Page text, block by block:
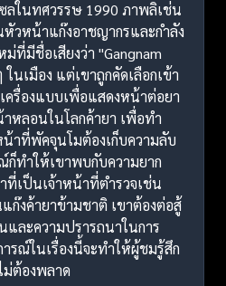
ลในทศวรรษ 1990 ภาพลิเช่น
วหน้าแก๊งอาชญากรและกำลัง
ที่มีชื่อเสียงว่า "Gangnam
นเมือง แต่เขาถูกคัดเลือกเข้า
ครื่องแบบเพื่อแสดงหน้าต่อยา
หลอนในโลกค้ายา เพื่อทำ
าที่พัคจุนโมต้องเก็บความลับ
ทำให้เขาพบกับความยาก
ที่เป็นเจ้าหน้าที่ตำรวจเช่น
ก๊งค้ายาข้ามชาติ เขาต้องต่อสู้
ละความปรารถนาในการ
รณ์ในเรื่องนี้จะทำให้ผู้ชมรู้สึก
ต้องพลาด